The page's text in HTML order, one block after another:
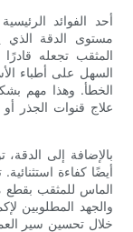
أحد الفوائد
مستوى الدقة
المثقب تجعله
السهل على أطباء
الخطأ. وهذا مهم
علاج قنوات الجذر
بالإضافة إلى
أيضًا كفاءة
الماس للمثقب بقطع
والجهد المطلوبين
خلال تحسين سير